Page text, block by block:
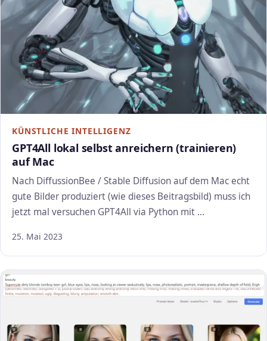
KÜNSTLICHE INTELLIGENZ
GPT4All lokal selbst anreichern (trainieren)
auf Mac
Nach DiffussionBee / Stable Diffusion auf dem Mac echt
gute Bilder produziert (wie dieses Beitragsbild) muss ich
jetzt mal versuchen GPT4All via Python mit …
25. Mai 2023